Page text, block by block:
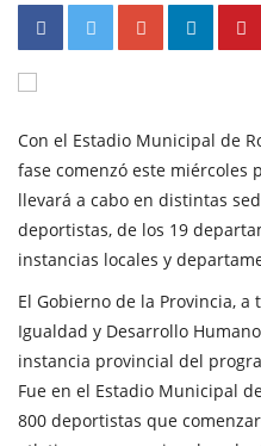
Con el Estadio Municipal de
fase comenzó este miércoles
llevará a cabo en distintas
deportistas, de los 19
instancias locales y
El Gobierno de la Provincia,
Igualdad y Desarrollo
instancia provincial del
Fue en el Estadio Municipal
800 deportistas que